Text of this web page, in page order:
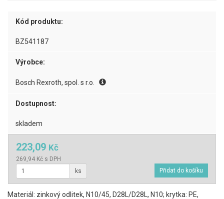
Kód produktu:
BZ541187
Výrobce:
Bosch Rexroth, spol. s r.o.
Dostupnost:
skladem
223,09 Kč
269,94 Kč s DPH
ks
Materiál: zinkový odlitek, N10/45, D28L/D28L, N10; krytka: PE,